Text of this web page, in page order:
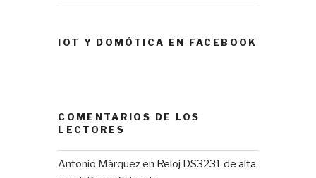
IOT Y DOMÓTICA EN FACEBOOK
COMENTARIOS DE LOS
LECTORES
Antonio Márquezen Reloj DS3231 de alta